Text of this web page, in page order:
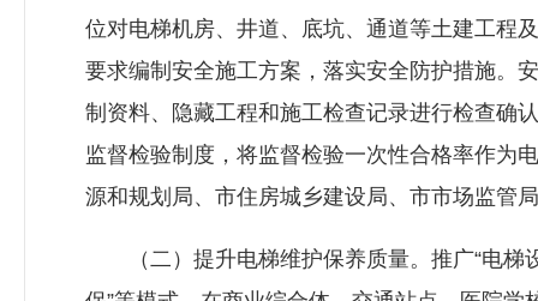
位对电梯机房、井道、底坑、通道等土建工程
要求编制安全施工方案，落实安全防护措施。
制资料、隐藏工程和施工检查记录进行检查确
监督检验制度，将监督检验一次性合格率作为
源和规划局、市住房城乡建设局、市市场监管
（二）提升电梯维护保养质量。推广“电梯